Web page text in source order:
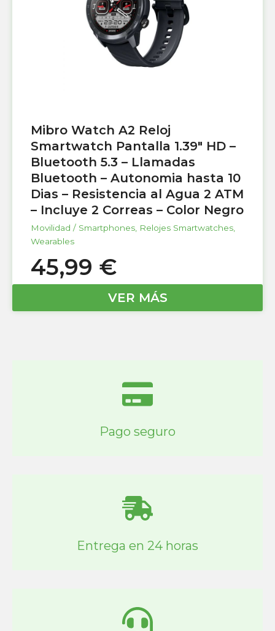
Mibro Watch A2 Reloj
Smartwatch Pantalla 1.39″ HD –
Bluetooth 5.3 – Llamadas
Bluetooth – Autonomia hasta 10
Dias – Resistencia al Agua 2 ATM
– Incluye 2 Correas – Color Negro
Movilidad / Smartphones Relojes Smartwatches
Wearables
45,99 €
VER MÁS
Pago seguro
Entrega en 24 horas